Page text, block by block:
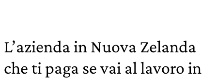
L’azienda in Nuova Zelanda
che ti paga se vai al lavoro in